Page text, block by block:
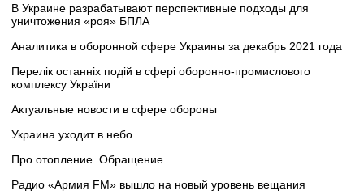
В Украине разрабатывают перспективные подходы для
уничтожения «роя» БПЛА
Аналитика в оборонной сфере Украины за декабрь 2021 года
Перелік останніх подій в сфері оборонно-промислового
комплексу України
Актуальные новости в сфере обороны
Украина уходит в небо
Про отопление. Обращение
Радио «Армия FM» вышло на новый уровень вещания